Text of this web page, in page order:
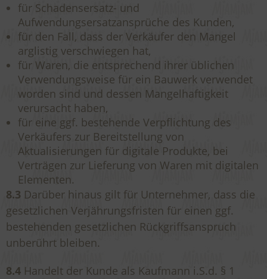
für Schadensersatz- und
Aufwendungsersatzansprüche des Kunden,
für den Fall, dass der Verkäufer den Mangel
arglistig verschwiegen hat,
für Waren, die entsprechend ihrer üblichen
Verwendungsweise für ein Bauwerk verwendet
worden sind und dessen Mangelhaftigkeit
verursacht haben,
für eine ggf. bestehende Verpflichtung des
Verkäufers zur Bereitstellung von
Aktualisierungen für digitale Produkte, bei
Verträgen zur Lieferung von Waren mit digitalen
Elementen.
8.3 Darüber hinaus gilt für Unternehmer, dass die
gesetzlichen Verjährungsfristen für einen ggf.
bestehenden gesetzlichen Rückgriffsanspruch
unberührt bleiben.
8.4 Handelt der Kunde als Kaufmann i.S.d. § 1